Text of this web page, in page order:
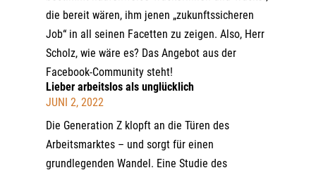
die bereit wären, ihm jenen „zukunftssicheren
Job“ in all seinen Facetten zu zeigen. Also, Herr
Scholz, wie wäre es? Das Angebot aus der
Facebook-Community steht!
Lieber arbeitslos als unglücklich
JUNI 2, 2022
Die Generation Z klopft an die Türen des
Arbeitsmarktes – und sorgt für einen
grundlegenden Wandel. Eine Studie des